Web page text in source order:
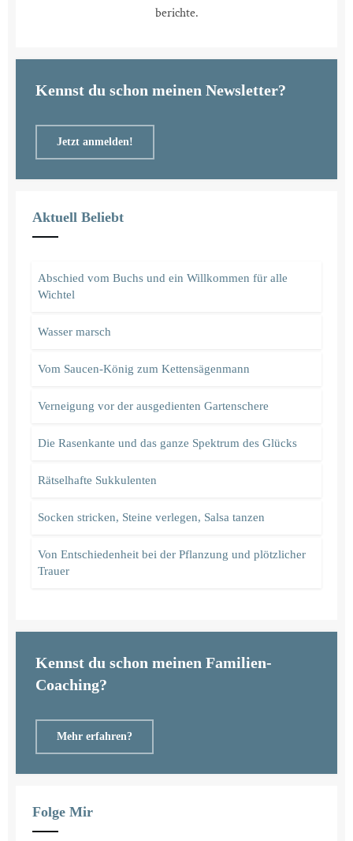
berichte.
Kennst du schon meinen Newsletter?
Jetzt anmelden!
Aktuell Beliebt
Abschied vom Buchs und ein Willkommen für alle
Wichtel
Wasser marsch
Vom Saucen-König zum Kettensägenmann
Verneigung vor der ausgedienten Gartenschere
Die Rasenkante und das ganze Spektrum des Glücks
Rätselhafte Sukkulenten
Socken stricken, Steine verlegen, Salsa tanzen
Von Entschiedenheit bei der Pflanzung und plötzlicher
Trauer
Kennst du schon meinen Familien-
Coaching?
Mehr erfahren?
Folge Mir